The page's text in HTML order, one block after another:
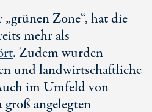
Zone“, hat die
mehr als
. Zudem wurden
und landwirtschaftliche
im Umfeld von
groß angelegten